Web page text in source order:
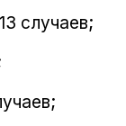
случаев;